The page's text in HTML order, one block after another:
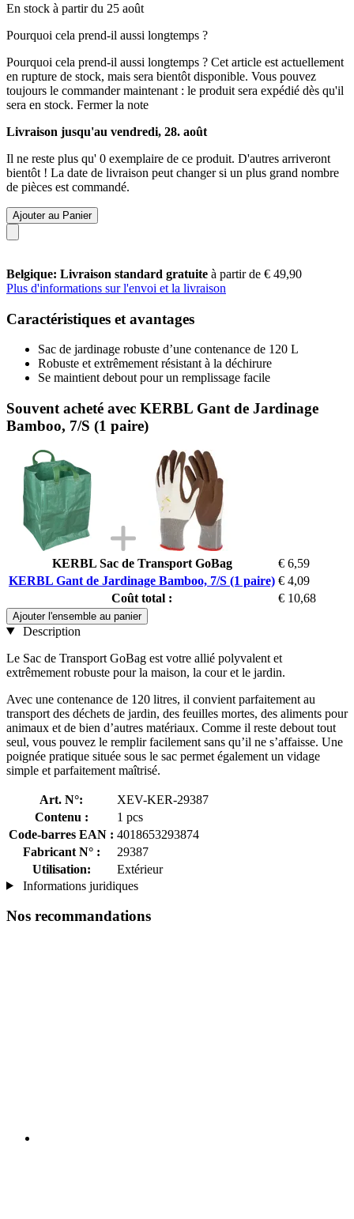
En stock à partir du 25 août
Pourquoi cela prend-il aussi longtemps ?
Pourquoi cela prend-il aussi longtemps ? Cet article est actuellement
en rupture de stock, mais sera bientôt disponible. Vous pouvez
toujours le commander maintenant : le produit sera expédié dès qu'il
sera en stock. Fermer la note
Livraison jusqu'au vendredi, 28. août
Il ne reste plus qu' 0 exemplaire de ce produit. D'autres arriveront
bientôt ! La date de livraison peut changer si un plus grand nombre
de pièces est commandé.
Ajouter au Panier
Belgique: Livraison standard gratuite à partir de € 49,90
Plus d'informations sur l'envoi et la livraison
Caractéristiques et avantages
Sac de jardinage robuste d’une contenance de 120 L
Robuste et extrêmement résistant à la déchirure
Se maintient debout pour un remplissage facile
Souvent acheté avec KERBL Gant de Jardinage
Bamboo, 7/S (1 paire)
KERBL Sac de Transport GoBag
€ 6,59
KERBL Gant de Jardinage Bamboo, 7/S (1 paire) € 4,09
Coût total :
€ 10,68
Ajouter l'ensemble au panier
Description
Le Sac de Transport GoBag est votre allié polyvalent et
extrêmement robuste pour la maison, la cour et le jardin.
Avec une contenance de 120 litres, il convient parfaitement au
transport des déchets de jardin, des feuilles mortes, des aliments pour
animaux et de bien d’autres matériaux. Comme il reste debout tout
seul, vous pouvez le remplir facilement sans qu’il ne s’affaisse. Une
poignée pratique située sous le sac permet également un vidage
simple et parfaitement maîtrisé.
Art. N°:
XEV-KER-29387
Contenu :
1 pcs
Code-barres EAN : 4018653293874
Fabricant N° :
29387
Utilisation:
Extérieur
Informations juridiques
Nos recommandations